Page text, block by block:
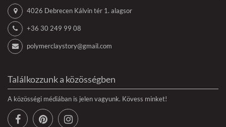
4026 Debrecen Kálvin tér 1. alagsor
+36 30 249 99 08
polymerclaystory@gmail.com
Találkozzunk a közösségben
A közösségi médiában is jelen vagyunk. Kövess minket!